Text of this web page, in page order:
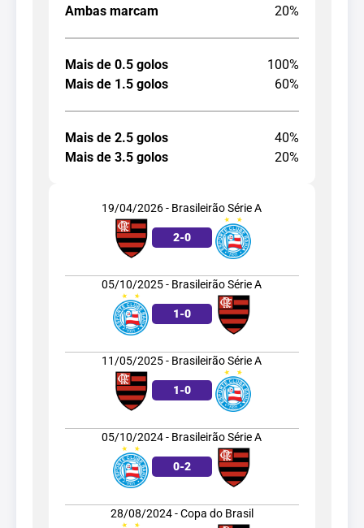
Ambas marcam
20%
Mais de 0.5 golos
100%
Mais de 1.5 golos
60%
Mais de 2.5 golos
40%
Mais de 3.5 golos
20%
19/04/2026 - Brasileirão Série A
2-0
05/10/2025 - Brasileirão Série A
1-0
11/05/2025 - Brasileirão Série A
1-0
05/10/2024 - Brasileirão Série A
0-2
28/08/2024 - Copa do Brasil